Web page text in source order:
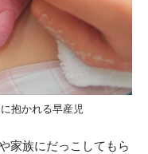
抱かれる早産児
家族にだっこしてもら